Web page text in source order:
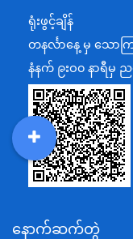
အပြည်ပြည်ဆိုင်ရာ
ပြန်ကြားရေးဝန်က
သာသနာရေးနှင့် ယ
စိုက်ပျိုးရေး၊မွေး
ပို့ဆောင်ရေးနှင့်
သယံဇာတနှင့်ပတ်ဝန်
အလုပ်သမား၊လူဝင်
ရုံးဖွင့်ချိန်
တနင်္လာနေ့ မှ သောက
နံနက် ၉းဝ၀ နာရီမှ
နောက်ဆက်တွဲ
MOS
DSW
DDM